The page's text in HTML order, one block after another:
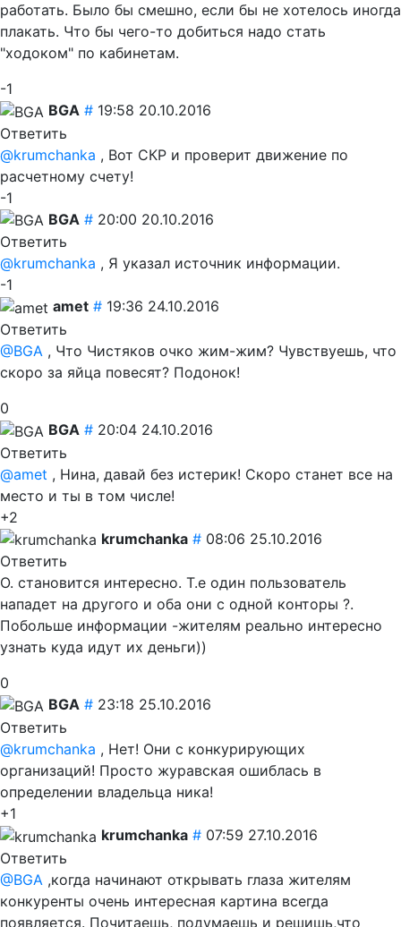
работать. Было бы смешно, если бы не хотелось иногда
плакать. Что бы чего-то добиться надо стать
"ходоком" по кабинетам.
-1
BGA # 19:58 20.10.2016
Ответить
@krumchanka , Вот СКР и проверит движение по
расчетному счету!
-1
BGA # 20:00 20.10.2016
Ответить
@krumchanka , Я указал источник информации.
-1
amet # 19:36 24.10.2016
Ответить
@BGA , Что Чистяков очко жим-жим? Чувствуешь, что
скоро за яйца повесят? Подонок!
0
BGA # 20:04 24.10.2016
Ответить
@amet , Нина, давай без истерик! Скоро станет все на
место и ты в том числе!
+2
krumchanka # 08:06 25.10.2016
Ответить
О. становится интересно. Т.е один пользователь
нападет на другого и оба они с одной конторы ?.
Побольше информации -жителям реально интересно
узнать куда идут их деньги))
0
BGA # 23:18 25.10.2016
Ответить
@krumchanka , Нет! Они с конкурирующих
организаций! Просто журавская ошиблась в
определении владельца ника!
+1
krumchanka # 07:59 27.10.2016
Ответить
@BGA ,когда начинают открывать глаза жителям
конкуренты очень интересная картина всегда
появляется. Почитаешь, подумаешь и решишь,что